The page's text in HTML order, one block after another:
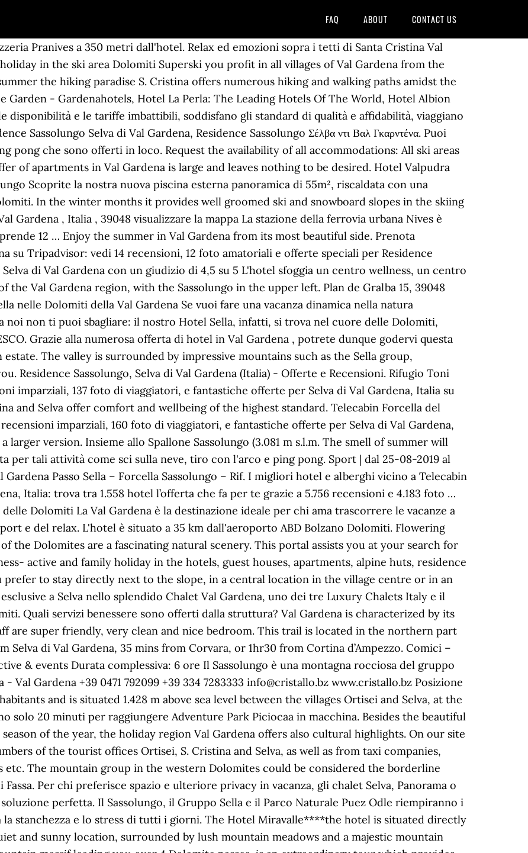
FAQ ABOUT CONTACT US
pong. Sport | dal 25-08-2019 al 13-10-2019 | Giro del Sassolungo, Selva Val Gardena Passo Sella – Forcella Sassolungo – Rif. I migliori hotel e alberghi vicino a Telecabin Forcella del Sassolungo, Selva di Val Gardena, Italia: trova tra 1.558 hotel l’offerta che fa per te grazie a 5.756 recensioni e 4.183 foto … Hotel in Val Gardena: emozioni nel cuore delle Dolomiti La Val Gardena è la destinazione ideale per chi ama trascorrere le vacanze a contatto con la natura , all’insegna dello sport e del relax. L'hotel è situato a 35 km dall'aeroporto ABD Bolzano Dolomiti. Flowering alpine meadows and the steep rock faces of the Dolomites are a fascinating natural scenery. This portal assists you at your search for the suitable accommodation in your wellness- active and family holiday in the hotels, guest houses, apartments, alpine huts, residence and garni facilities in Val Gardena. Do you prefer to stay directly next to the slope, in a central location in the village centre or in an ideal starting position for hikes? Vacanze esclusive a Selva nello splendido Chalet Val Gardena, uno dei tre Luxury Chalets Italy e il vostro rifugio ideale nel cuore delle Dolomiti. Quali servizi benessere sono offerti dalla struttura? Val Gardena is characterized by its outstanding, high-alpine location. The staff are super friendly, very clean and nice bedroom. This trail is located in the northern part of the Dolomites, about a 15 min drive from Selva di Val Gardena, 35 mins from Corvara, or 1hr30 from Cortina d’Ampezzo. Comici – Plan de Gralba Ritrovo: ore 9:00 ufficio Active & events Durata complessiva: 6 ore Il Sassolungo è una montagna rocciosa del gruppo delle Dolomiti. Dursan 84 39047 S. Cristina - Val Gardena +39 0471 792099 +39 334 7283333 info@cristallo.bz www.cristallo.bz Posizione Str. S. Cristina in Val Gardena has 1.900 inhabitants and is situated 1.428 m above sea level between the villages Ortisei and Selva, at the foot of the majestic Sassolungo. Ci vogliono solo 20 minuti per raggiungere Adventure Park Piciocaa in macchina. Besides the beautiful natural scenery which impresses at every season of the year, the holiday region Val Gardena offers also cultural highlights. On our site you find useful information and phone numbers of the tourist offices Ortisei, S. Cristina and Selva, as well as from taxi companies, mountain guides, doctors and pharmacies etc. The mountain group in the western Dolomites could be considered the borderline between the Gardena valley and the Val di Fassa. Per chi preferisce spazio e ulteriore privacy in vacanza, gli chalet Selva, Panorama o The Loft situati nell’Hotel Rodella sono la soluzione perfetta. Il Sassolungo, il Gruppo Sella e il Parco Naturale Puez Odle riempiranno i tuoi occhi di meraviglia e spazzeranno via la stanchezza e lo stress di tutti i giorni. The Hotel Miravalle****the hotel is situated directly on the ski slopes of the Sellaronda, in a quiet and sunny location, surrounded by lush mountain meadows and a majestic mountain sceneries. The circuit around the Sella mountain massif leading you over 4 Dolomite passes, is an extraordinary tour which provides magnificent views. in Alto Adige. Hotel Ingram - Selva di Val Gardena 46.54637657 , 11.76897526 Str. Come posso trascorrere il mio tempo libero presso la struttura? Clothing and shoe stores, specialized shops and wood carving shops offer a wide selection of quality products as well as expert advice and competent support. Il gruppo montuoso nelle Dolomiti occidentali costituisce il confine tra la Val Gardena e la Val di Fassa. Puoi goderti un casinò e un bar offerti in loco. Suinsom dista 5 minuti di passeggiata dall'hotel. Hotel Valpudra - Selva di Val Gardena 46.53345 , 11.7727 Plan De Gralba 15 , Selva di Val Gardena , Italia , 39048 visualizzare la mappa Hotels near Telecabin Forcella del Sassolungo, Selva di Val Gardena on Tripadvisor: Find 5,761 traveler reviews, 4,192 candid photos, and prices for 2,393 hotels near Telecabin Forcella del Sassolungo in Selva di Val Gardena, Italy. Hotel Cristallo Str. Selva, Santa Cristina e Ortisei sono le tre stelle di questa costellazione. Numerous gourmet restaurants in Ortisei, S. Cristina and Selva convince epicures with local and international specialties and excellent wines. La località idilliaca invita a una visita con la sua natura incontaminata e le tante bellezze da ammirare, come il più antico luogo spirituale di cura delle anime Situata accanto a Stadio del ghiaccio Pranives, la struttura si trova vicino anche a Val Gardena. ), la vetta sudest del Sassolungo, copre la metà dell’area Those who prefer to stay in a rustic ambience close to nature should spend their stay in one of the numerous alpine huts of Val Gardena which offer impressing views. L'Hotel Garni Broi - Charme & Relax offre sistemazioni a Selva di Val Gardena, a 200 m dall'impianto di risalita più vicino con collegamenti per il circuito sciistico Sella Ronda. UNESCO Wold Heritage-Ronda Resciesa Zur Kirche St. Jakob Dolomitenhöhenweg Nr. Plan de Gralba 15 39048 Selva - Val Gardena +39 0471 794015 +39 335 285626 info@valpudra.com www.valpudra.com Posizione Str. La Val Gardena è un microcosmo montano come nessun altro. 1 km wide mountain which stretches from north-west to south-east and dominates the scenery of the Val Gardena. Val Gardena Vedi la località Dove dormire Vedi tutte le offerte Attività locali Richiedi cataloghi Itinerari correlati Trekking sul Sassolungo: il giro del Col Rodella Trekking Panarotta 2002 Trekking a Castelrotto, Alpe di Siusi: Fiè- laghetto di Fiè - Malga Tuff - Hofer Alp The Italian and Ladin terms Sassolungo and Saslonch mean “long stone” and refer to the approx. Già alla tenera età di 12 anni ha raggiunto per la prima volta la vetta del Sassolungo. The community Ortisei has 5.791 inhabitants and is situated 1.236 m above sea level. Ivo Rabanser – one of the most well-known mountaineers in the Dolomites – was born in 1970 in Val Gardena. Villa Martha (Adults Only) - Collocato a 1 km dal centro di Santa Cristina Val Gardena, Villa Martha (Adults Only) a 3 stelle offre servizio di pulizia e servizio giornali. Ortisei 152 hotel - 7 km Canazei 165 hotel - 9 km Arabba 39 hotel - 11 km Santa Cristina Val Gardena 82 hotel - 3 km Campitello di Fassa 101 hotel - 9 km Corvara In Badia 70 hotel - 8 km Alpe Di Siusi 23 hotel - 10 km Colfosco Puoi riservare il servizio navetta una volta la tua prenotazione è completata. Spring Race Party from 12:45 a.m. Seceda - ca. Selva in Val Gardena is located on an altitude of 1563 m in the heart of the Dolomites, at the foot of the impressing Sella mountain. Residence Sassolungo si trova a Selva di Val Gardena a